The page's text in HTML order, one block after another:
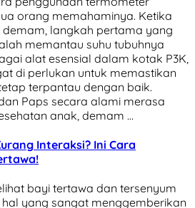
orang memahaminya. Ketika
langkah pertama yang
memantau suhu tubuhnya
alat esensial dalam kotak P3K,
di perlukan untuk memastikan
terpantau dengan baik.
Paps secara alami merasa
anak, demam …
Interaksi? Ini Cara
bayi tertawa dan tersenyum
yang sangat menggemberikan